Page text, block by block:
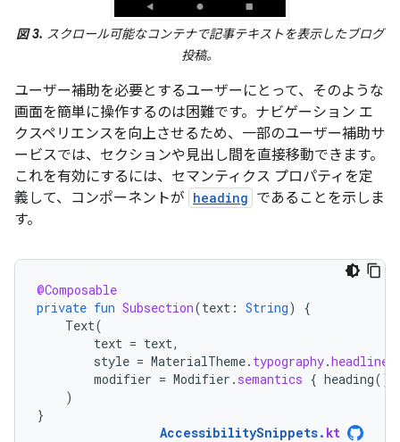
図 3. スクロール可能なコンテナで記事テキストを表示したブログ
投稿。
ユーザー補助を必要とするユーザーにとって、そのような
画面を簡単に操作するのは困難です。ナビゲーション エ
クスペリエンスを向上させるため、一部のユーザー補助サ
ービスでは、セクションや見出し間を直接移動できます。
これを有効にするには、セマンティクス プロパティを定
義して、コンポーネントが heading であることを示しま
す。
@Composable
private fun Subsection(text : String)
{
Text(
text = text,
style = MaterialTheme. typography.
modifier = Modifier . semantics { heading()
)
}
AccessibilitySnippets. kt